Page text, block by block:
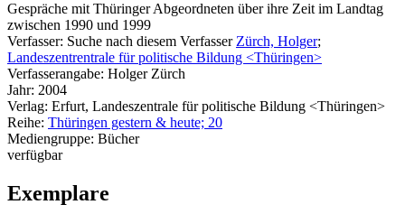
Gespräche mit Thüringer Abgeordneten über ihre Zeit im Landtag
zwischen 1990 und 1999
Verfasser: Suche nach diesem Verfasser Zürch, Holger;
Landeszentrentrale für politische Bildung <Thüringen>
Verfasserangabe: Holger Zürch
Jahr: 2004
Verlag: Erfurt, Landeszentrale für politische Bildung <Thüringen>
Reihe: Thüringen gestern & heute; 20
Mediengruppe: Bücher
verfügbar
Exemplare